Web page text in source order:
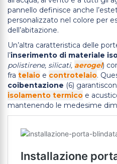
pannello definisce anche
personalizzato nel colore per
dell’abitazione.
Un’altra caratteristica delle
l’inserimento di materiale
polistirene, silicati, aerogel)
fra telaio e controtelaio.
coibentazione (6)
isolamento termico e
mantenendo le medesime